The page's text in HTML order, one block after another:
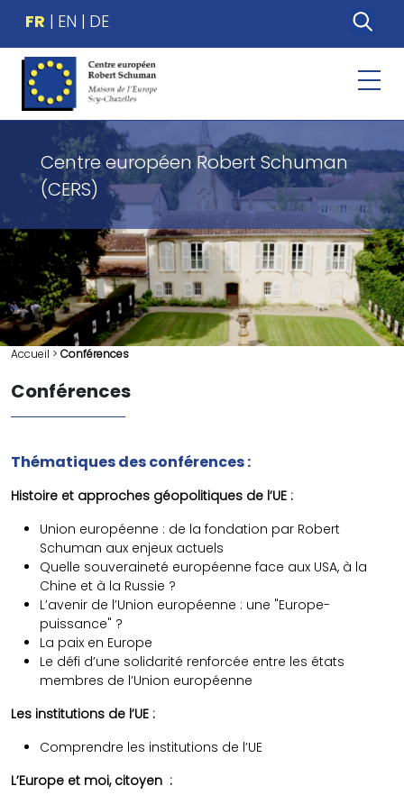
FR EN DE
Centre européen Robert Schuman
(CERS)
Accueil > Conférences
Conférences
Thématiques des conférences :
Histoire et approches géopolitiques de l’UE :
Union européenne : de la fondation par Robert
Schuman aux enjeux actuels
Quelle souveraineté européenne face aux USA, à la
Chine et à la Russie ?
L’avenir de l’Union européenne : une "Europe-
puissance" ?
La paix en Europe
Le défi d’une solidarité renforcée entre les états
membres de l’Union européenne
Les institutions de l’UE :
Comprendre les institutions de l’UE
L’Europe et moi, citoyen :